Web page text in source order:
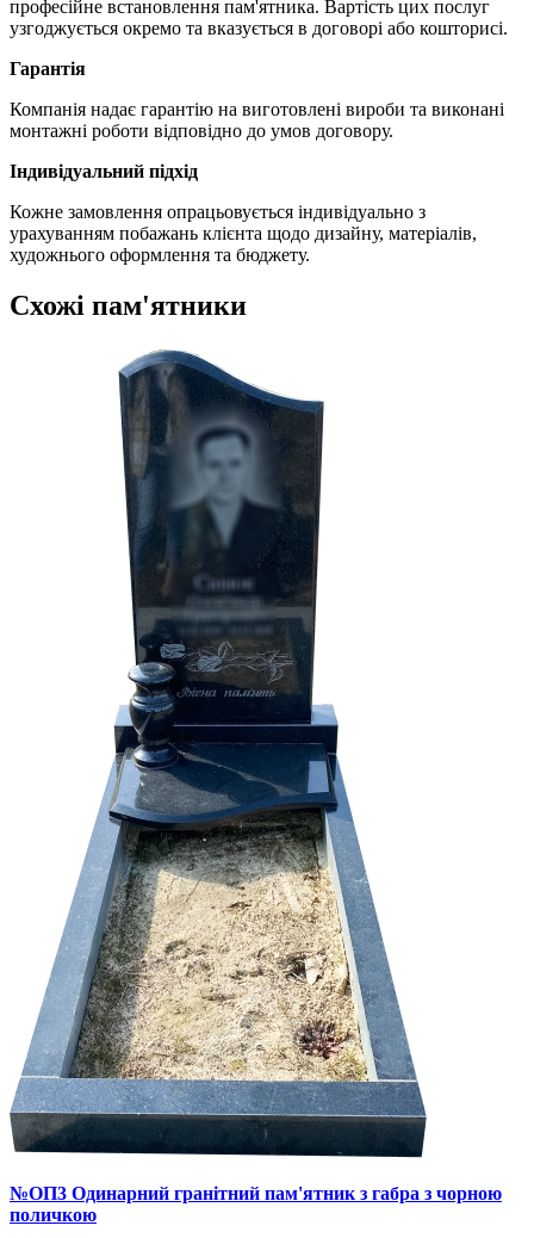
професійне встановлення пам'ятника. Вартість цих послуг
узгоджується окремо та вказується в договорі або кошторисі.
Гарантія
Компанія надає гарантію на виготовлені вироби та виконані
монтажні роботи відповідно до умов договору.
Індивідуальний підхід
Кожне замовлення опрацьовується індивідуально з
урахуванням побажань клієнта щодо дизайну, матеріалів,
художнього оформлення та бюджету.
Схожі пам'ятники
№ОП3 Одинарний гранітний пам'ятник з габра з чорною
поличкою